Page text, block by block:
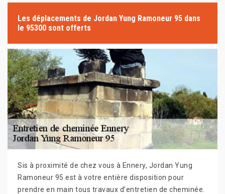
Les déplacements de Jordan Yung Ramoneur 95 dans
le 95300 sont offerts
Sis à proximité de chez vous à Ennery, Jordan Yung
Ramoneur 95 est à votre entière disposition pour
prendre en main tous travaux d’entretien de cheminée.